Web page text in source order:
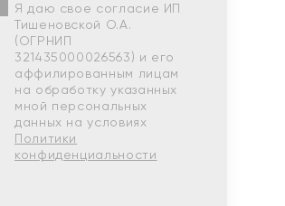
Я даю свое согласие ИП
Тишеновской О.А.
(ОГРНИП
321435000026563) и его
аффилированным лицам
на обработку указанных
мной персональных
данных на условиях
Политики
конфиденциальности